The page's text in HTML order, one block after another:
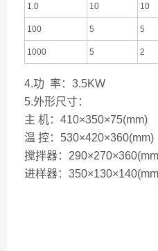
1.0 10 10
100 5 5
1000 5 2
4.功 率：3.5KW
5.外形尺寸：
主 机：410×350×75(mm)
温 控：530×420×360(mm)
搅拌器：
进样器：